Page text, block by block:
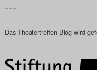
Das
–––
Das Theatertreffen-Blog wird